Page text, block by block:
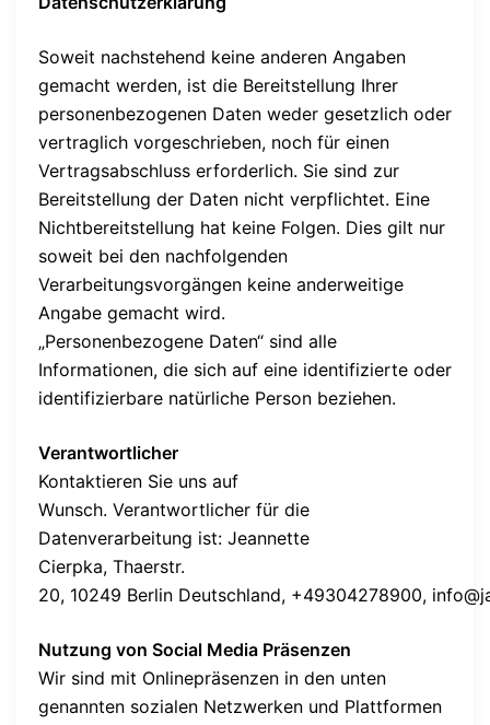
Soweit nachstehend keine anderen Angaben
gemacht werden, ist die Bereitstellung Ihrer
personenbezogenen Daten weder gesetzlich oder
vertraglich vorgeschrieben, noch für einen
Vertragsabschluss erforderlich. Sie sind zur
Bereitstellung der Daten nicht verpflichtet. Eine
Nichtbereitstellung hat keine Folgen. Dies gilt nur
soweit bei den nachfolgenden
Verarbeitungsvorgängen keine anderweitige
Angabe gemacht wird.
„Personenbezogene Daten“ sind alle
Informationen, die sich auf eine identifizierte oder
identifizierbare natürliche Person beziehen.
Verantwortlicher
Kontaktieren Sie uns auf
Wunsch. Verantwortlicher für die
Datenverarbeitung ist: Jeannette
Cierpka, Thaerstr.
20, 10249 Berlin Deutschland, +49304278900,
Nutzung von Social Media Präsenzen
Wir sind mit Onlinepräsenzen in den unten
genannten sozialen Netzwerken und Plattformen